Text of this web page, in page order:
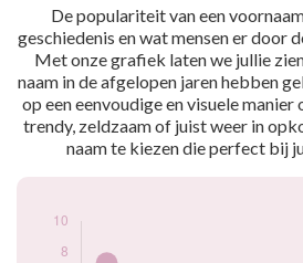
De populariteit van een
geschiedenis en wat mensen er door
Met onze grafiek laten we jullie
naam in de afgelopen jaren hebben
op een eenvoudige en visuele
trendy, zeldzaam of juist weer in
naam te kiezen die perfect bij
par année
2012
5
2013
5
2015
6
2016
10
2017
9
2021
5